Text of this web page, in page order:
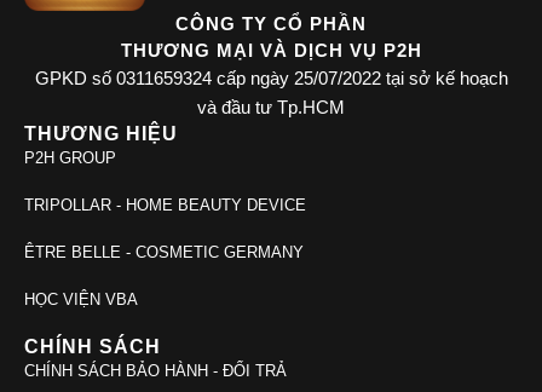
CÔNG TY CỔ PHẦN
THƯƠNG MẠI VÀ DỊCH VỤ P2H
GPKD số 0311659324 cấp ngày 25/07/2022 tại sở kế hoạch
và đầu tư Tp.HCM
THƯƠNG HIỆU
P2H GROUP
TRIPOLLAR - HOME BEAUTY DEVICE
ÊTRE BELLE - COSMETIC GERMANY
HỌC VIỆN VBA
CHÍNH SÁCH
CHÍNH SÁCH BẢO HÀNH - ĐỔI TRẢ